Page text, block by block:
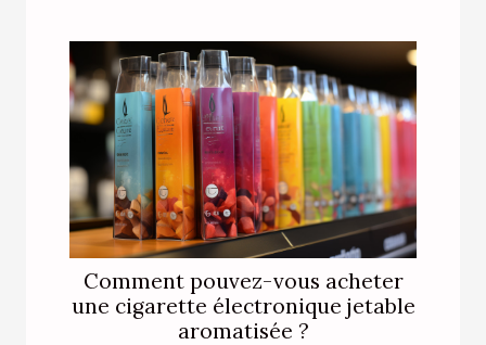
Comment pouvez-vous acheter
une cigarette électronique jetable
aromatisée ?